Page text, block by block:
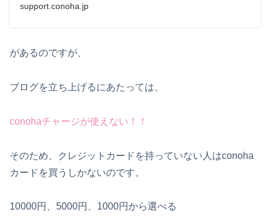
support.conoha.jp
があるのですが、
ブログを立ち上げるにあたっては、
conohaチャージが使えない！！
そのため、クレジットカードを持っていない人はconoha
カードを買うしかないのです。
10000円、5000円、1000円から選べる